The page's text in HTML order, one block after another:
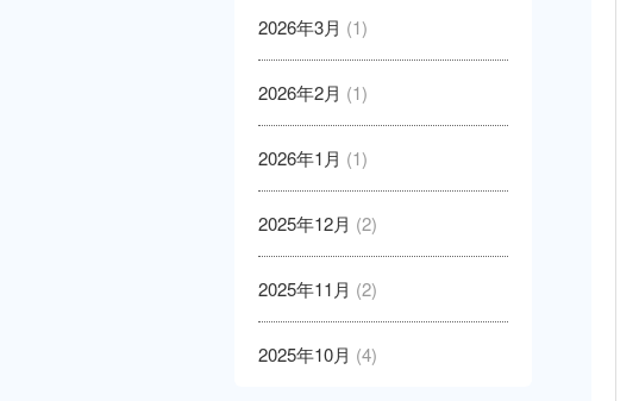
2026年3月 (1)
2026年2月 (1)
2026年1月 (1)
2025年12月 (2)
2025年11月 (2)
2025年10月 (4)